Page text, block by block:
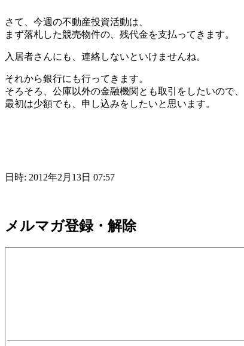
さて、今週の不動産投資活動は、
まず落札した競売物件の、残代金を支払ってきます。
入居者さんにも、連絡しないといけませんね。
それから銀行にも行ってきます。
そろそろ、公庫以外の金融機関とも取引をしたいので、
最初は少額でも、申し込みをしたいと思います。
日時: 2012年2月13日 07:57
メルマガ登録・解除